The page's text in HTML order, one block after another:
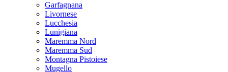
Garfagnana
Livornese
Lucchesia
Lunigiana
Maremma Nord
Maremma Sud
Montagna Pistoiese
Mugello